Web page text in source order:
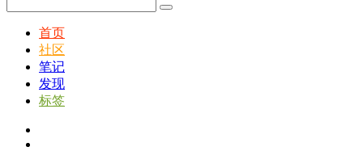
首页
社区
笔记
发现
标签